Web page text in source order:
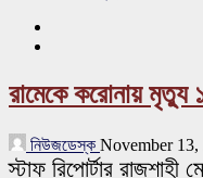
রামেকে করোনায় মৃত্যু
নিউজডেস্ক November 13,
স্টাফ রিপোর্টার